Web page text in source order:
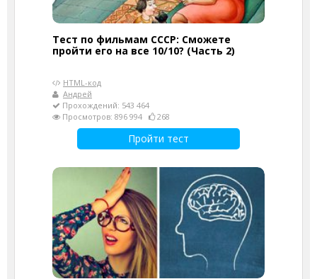
Тест по фильмам СССР: Сможете
пройти его на все 10/10? (Часть 2)
HTML-код
Андрей
Прохождений: 543 464
Просмотров: 896 994
268
Пройти тест